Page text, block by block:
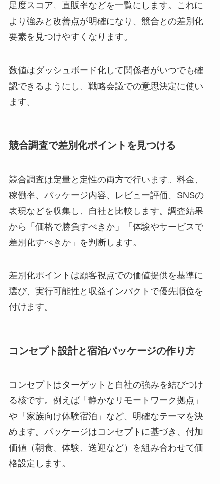
足度スコア、直販率などを一覧にします。これに
より強みと改善点が明確になり、競合との差別化
要素を見つけやすくなります。
数値はダッシュボード化して関係者がいつでも確
認できるようにし、戦略会議での意思決定に使い
ます。
競合調査で差別化ポイントを見つける
競合調査は定量と定性の両方で行います。料金、
稼働率、パッケージ内容、レビュー評価、SNSの
表現などを収集し、自社と比較します。調査結果
から「価格で勝負すべきか」「体験やサービスで
差別化すべきか」を判断します。
差別化ポイントは顧客視点での価値提供を基準に
選び、実行可能性と収益インパクトで優先順位を
付けます。
コンセプト設計と宿泊パッケージの作り方
コンセプトはターゲットと自社の強みを結びつけ
る核です。例えば「静かなリモートワーク拠点」
や「家族向け体験宿泊」など、明確なテーマを決
めます。パッケージはコンセプトに基づき、付加
価値（朝食、体験、送迎など）を組み合わせて価
格設定します。